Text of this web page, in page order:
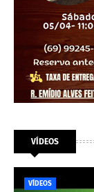
VÍDEOS
VÍDEOS